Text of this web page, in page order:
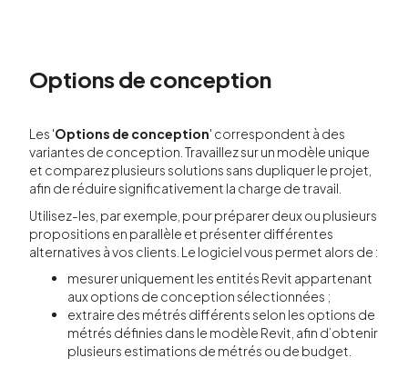
Options de conception
Les 'Options de conception' correspondent à des
variantes de conception. Travaillez sur un modèle unique
et comparez plusieurs solutions sans dupliquer le projet,
afin de réduire significativement la charge de travail.
Utilisez-les, par exemple, pour préparer deux ou plusieurs
propositions en parallèle et présenter différentes
alternatives à vos clients. Le logiciel vous permet alors de :
mesurer uniquement les entités Revit appartenant
aux options de conception sélectionnées ;
extraire des métrés différents selon les options de
métrés définies dans le modèle Revit, afin d’obtenir
plusieurs estimations de métrés ou de budget.